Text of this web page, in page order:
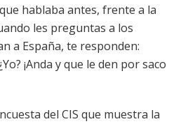
hablaba antes, frente a la
les preguntas a los
a España, te responden:
¡Anda y que le den por saco
del CIS que muestra la